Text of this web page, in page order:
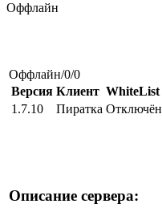
Оффлайн
Оффлайн/0/0
Версия Клиент WhiteList
1.7.10
Пиратка Отключён
Описание сервера: